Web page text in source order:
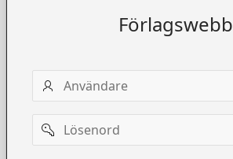
Förlagswebb
Användarnamn
Lösenord